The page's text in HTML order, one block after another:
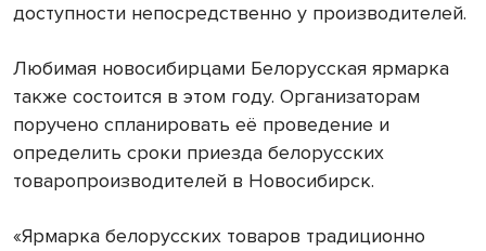
доступности непосредственно у производителей.
Любимая новосибирцами Белорусская ярмарка
также состоится в этом году. Организаторам
поручено спланировать её проведение и
определить сроки приезда белорусских
товаропроизводителей в Новосибирск.
«Ярмарка белорусских товаров традиционно